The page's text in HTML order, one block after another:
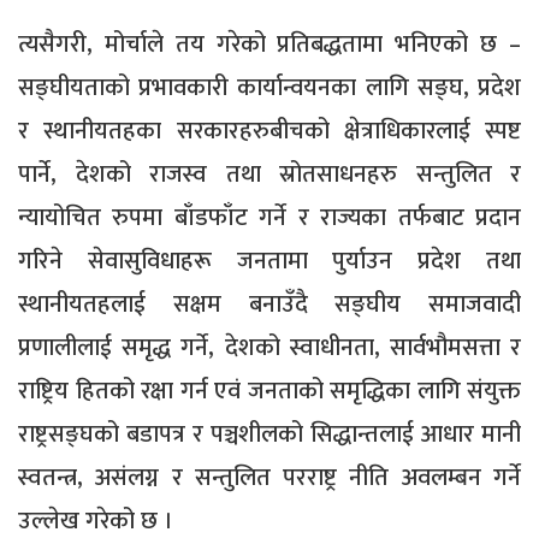
त्यसैगरी, मोर्चाले तय गरेको प्रतिबद्धतामा भनिएको छ –
सङ्घीयताको प्रभावकारी कार्यान्वयनका लागि सङ्घ, प्रदेश
र स्थानीयतहका सरकारहरुबीचको क्षेत्राधिकारलाई स्पष्ट
पार्ने, देशको राजस्व तथा स्रोतसाधनहरु सन्तुलित र
न्यायोचित रुपमा बाँडफाँट गर्ने र राज्यका तर्फबाट प्रदान
गरिने सेवासुविधाहरू जनतामा पुर्याउन प्रदेश तथा
स्थानीयतहलाई सक्षम बनाउँदै सङ्घीय समाजवादी
प्रणालीलाई समृद्ध गर्ने, देशको स्वाधीनता, सार्वभौमसत्ता र
राष्ट्रिय हितको रक्षा गर्न एवं जनताको समृद्धिका लागि संयुक्त
राष्ट्रसङ्घको बडापत्र र पञ्चशीलको सिद्धान्तलाई आधार मानी
स्वतन्त्र, असंलग्न र सन्तुलित परराष्ट्र नीति अवलम्बन गर्ने
उल्लेख गरेको छ ।